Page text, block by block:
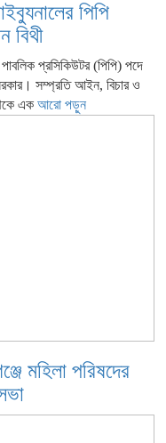
পিপি
বিথী
প্রসিকিউটর (পিপি) পদে
সম্প্রতি আইন, বিচার ও
এক আরো পড়ুন
মহিলা পরিষদের